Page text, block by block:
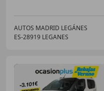
AUTOS MADRID LEGÁNES
ES-28919 LEGANES